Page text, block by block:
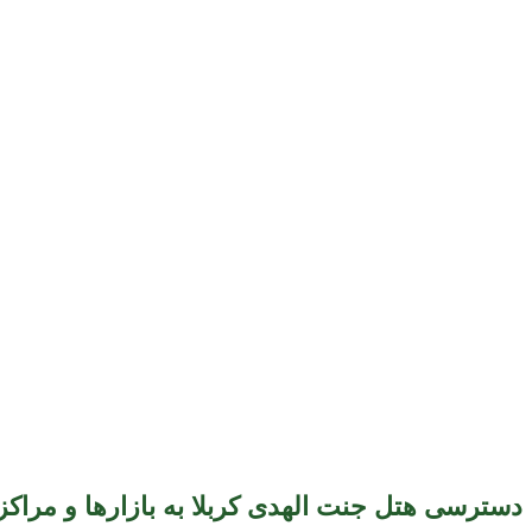
دسترسی هتل جنت الهدی کربلا به بازارها و